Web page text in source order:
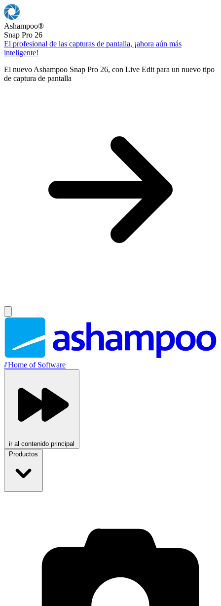
Ashampoo®
Snap Pro 26
El profesional de las capturas de pantalla, ¡ahora aún más
inteligente!
El nuevo Ashampoo Snap Pro 26, con Live Edit para un nuevo tipo
de captura de pantalla
//Home of Software
ir al contenido principal
Productos